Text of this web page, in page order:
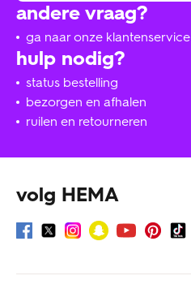
hulp nodig?
status bestelling
bezorgen en afhalen
ruilen en retourneren
andere vraag?
ga naar onze klantenservice
volg HEMA